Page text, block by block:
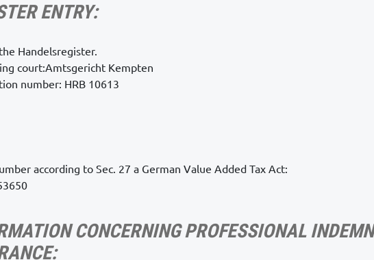
ENTRY:
Handelsregister.
court:Amtsgericht Kempten
number: HRB 10613
according to Sec. 27 a German Value Added Tax Act:
CONCERNING PROFESSIONAL